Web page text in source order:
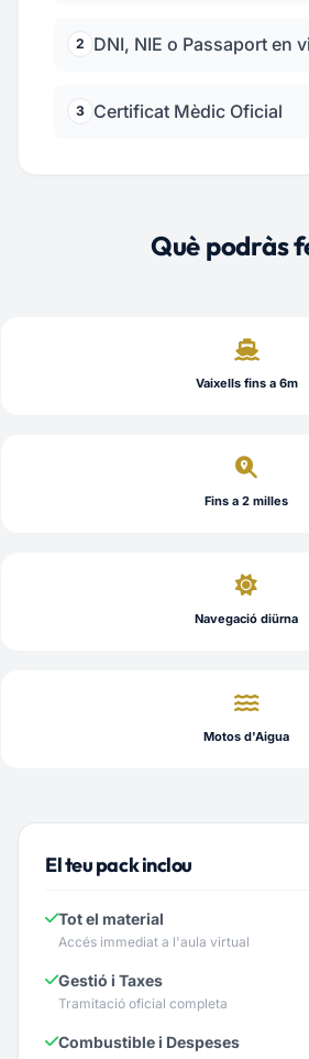
2 DNI, NIE o Passaport en
3 Certificat Mèdic Oficial
Què podràs
Vaixells fins a 6m
Fins a 2 milles
Navegació diürna
Motos d'Aigua
El teu pack inclou
Tot el material
Accés immediat a l'aula virtual
Gestió i Taxes
Tramitació oficial completa
Combustible i Despeses